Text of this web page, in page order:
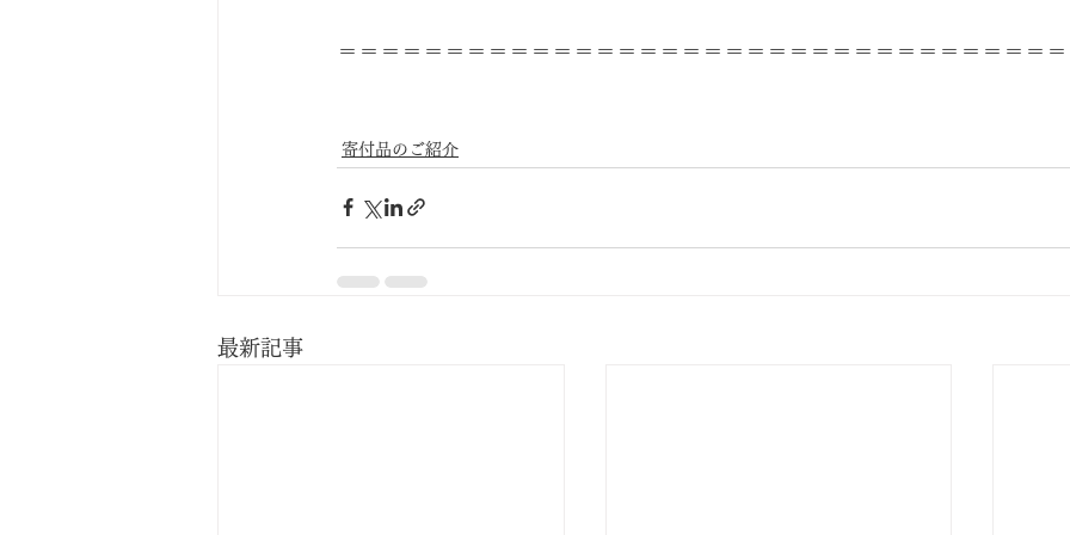
＝＝＝＝＝＝＝＝＝＝＝＝＝＝＝＝＝＝＝＝＝＝＝＝＝＝＝＝＝＝＝＝＝
寄付品のご紹介
最新記事